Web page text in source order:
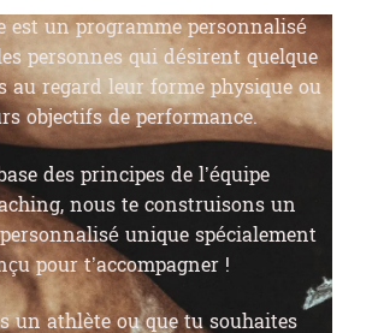
est un programme personnalisé
personnes qui désirent quelque
au regard leur forme physique ou
objectifs de performance.
des principes de l’équipe
nous te construisons un
unique spécialement
pour t’accompagner !
un athlète ou que tu souhaites